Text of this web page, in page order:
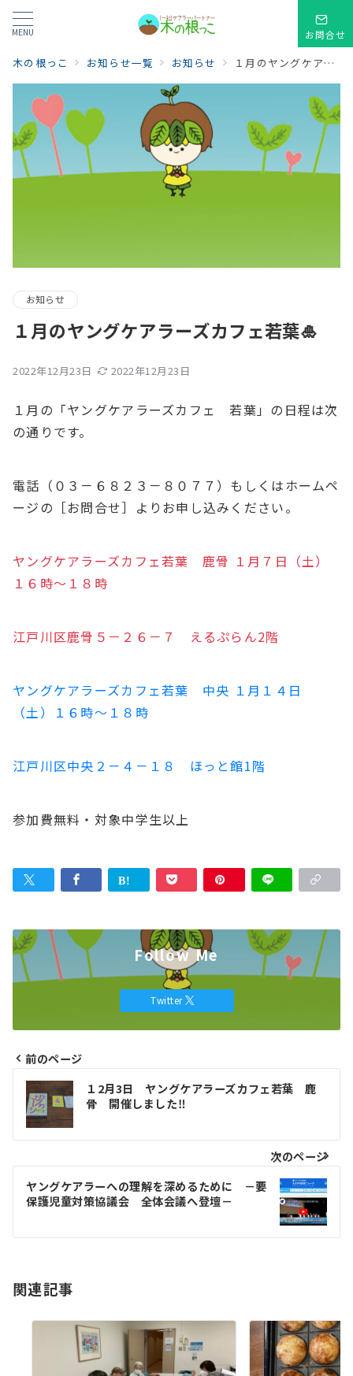
MENU お問合せ
木の根っこ お知らせ一覧 お知らせ １月のヤングケアラーズカフェ若葉🎍
お知らせ
１月のヤングケアラーズカフェ若葉🎍
2022年12月23日 2022年12月23日
１月の「ヤングケアラーズカフェ 若葉」の日程は次
の通りです。
電話（０３－６８２３－８０７７）もしくはホームペ
ージの［お問合せ］よりお申し込みください。
ヤングケアラーズカフェ若葉 鹿骨 １月７日（土）
１６時～１８時
江戸川区鹿骨５－２６－７ えるぷらん2階
ヤングケアラーズカフェ若葉 中央 １月１４日
（土）１６時～１８時
江戸川区中央２－４－１８ ほっと館1階
参加費無料・対象中学生以上
Follow Me
Twitter
投
稿
ナ
ビ
ゲ
ー
ョ
前のページ
１2月3日 ヤングケアラーズカフェ若葉 鹿
骨 開催しました‼
次のページ
ヤングケアラーへの理解を深めるために －要
保護児童対策協議会 全体会議へ登壇－
関連記事